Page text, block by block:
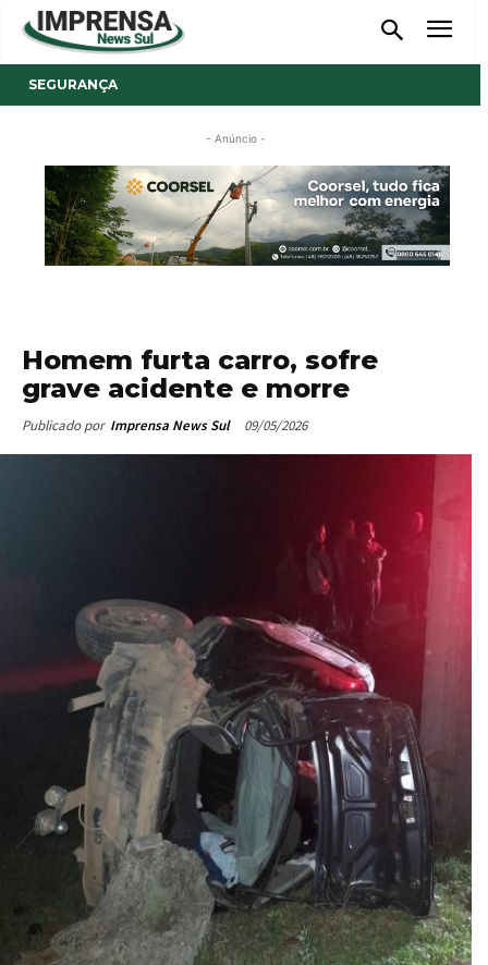
SEGURANÇA
- Anúncio -
Homem furta carro, sofre
grave acidente e morre
Publicado por Imprensa News Sul 09/05/2026